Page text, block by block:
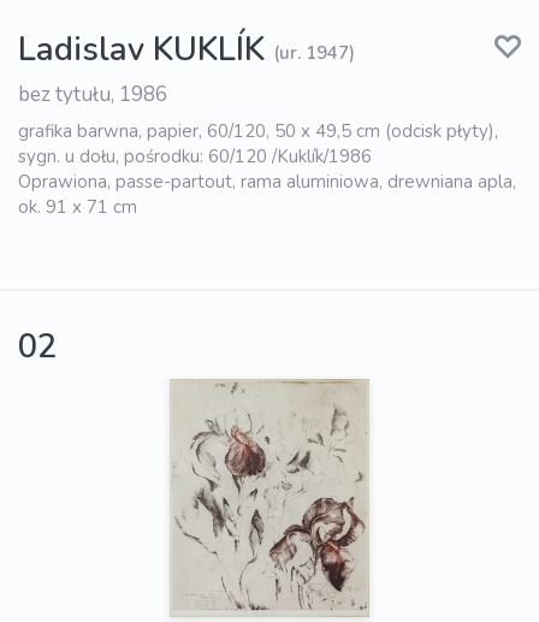
Ladislav KUKLÍK (ur. 1947)
bez tytułu, 1986
grafika barwna, papier, 60/120, 50 x 49,5 cm (odcisk płyty),
sygn. u dołu, pośrodku: 60/120 /Kuklík/1986
Oprawiona, passe-partout, rama aluminiowa, drewniana apla,
ok. 91 x 71 cm
02